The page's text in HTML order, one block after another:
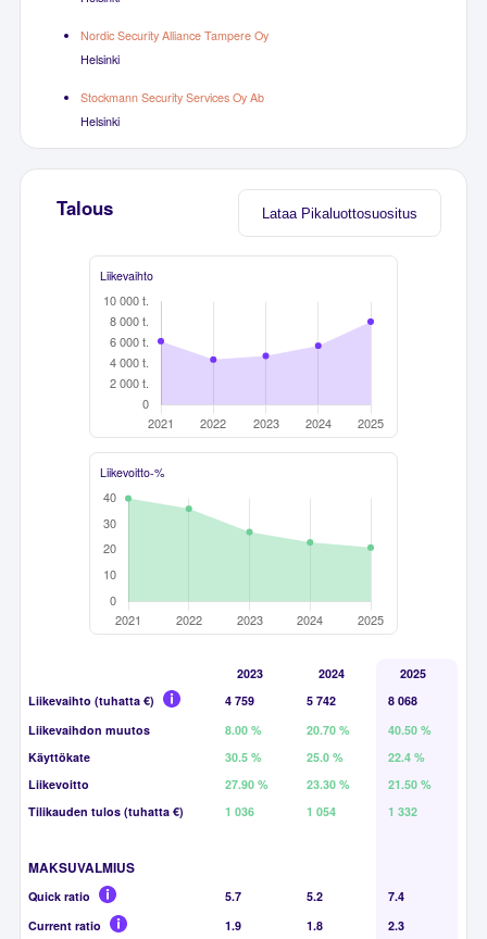
Nordic Security Alliance Tampere Oy
Helsinki
Stockmann Security Services Oy Ab
Helsinki
Lataa Pikaluottosuositus
Talous
Liikevaihto
Liikevoitto-%
2023 2024
2025
Liikevaihto (tuhatta €)
4 759 5 742
8 068
Liikevaihdon muutos
8.00 % 20.70 %
40.50 %
Käyttökate
30.5 % 25.0 %
22.4 %
Liikevoitto
27.90 % 23.30 %
21.50 %
Tilikauden tulos (tuhatta €)
1 036 1 054 1 332
MAKSUVALMIUS
Quick ratio 5.7 5.2
7.4
Current ratio
1.9 1.8
2.3